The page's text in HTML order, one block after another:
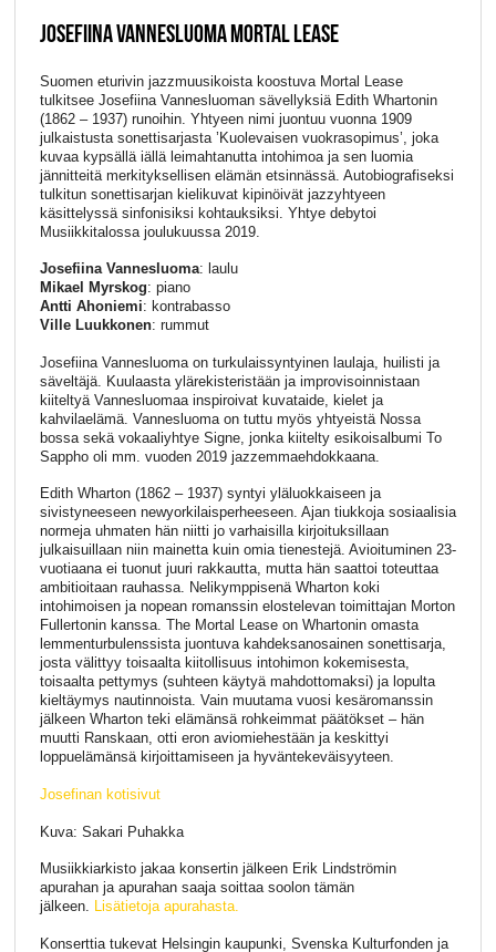
JOSEFIINA VANNESLUOMA MORTAL LEASE
Suomen eturivin jazzmuusikoista koostuva Mortal Lease
tulkitsee Josefiina Vannesluoman sävellyksiä Edith Whartonin
(1862 – 1937) runoihin. Yhtyeen nimi juontuu vuonna 1909
julkaistusta sonettisarjasta ’Kuolevaisen vuokrasopimus’, joka
kuvaa kypsällä iällä leimahtanutta intohimoa ja sen luomia
jännitteitä merkityksellisen elämän etsinnässä. Autobiografiseksi
tulkitun sonettisarjan kielikuvat kipinöivät jazzyhtyeen
käsittelyssä sinfonisiksi kohtauksiksi. Yhtye debytoi
Musiikkitalossa joulukuussa 2019.
Josefiina Vannesluoma: laulu
Mikael Myrskog: piano
Antti Ahoniemi: kontrabasso
Ville Luukkonen: rummut
Josefiina Vannesluoma on turkulaissyntyinen laulaja, huilisti ja
säveltäjä. Kuulaasta ylärekisteristään ja improvisoinnistaan
kiiteltyä Vannesluomaa inspiroivat kuvataide, kielet ja
kahvilaelämä. Vannesluoma on tuttu myös yhtyeistä Nossa
bossa sekä vokaaliyhtye Signe, jonka kiitelty esikoisalbumi To
Sappho oli mm. vuoden 2019 jazzemmaehdokkaana.
Edith Wharton (1862 – 1937) syntyi yläluokkaiseen ja
sivistyneeseen newyorkilaisperheeseen. Ajan tiukkoja sosiaalisia
normeja uhmaten hän niitti jo varhaisilla kirjoituksillaan
julkaisuillaan niin mainetta kuin omia tienestejä. Avioituminen 23-
vuotiaana ei tuonut juuri rakkautta, mutta hän saattoi toteuttaa
ambitioitaan rauhassa. Nelikymppisenä Wharton koki
intohimoisen ja nopean romanssin elostelevan toimittajan Morton
Fullertonin kanssa. The Mortal Lease on Whartonin omasta
lemmenturbulenssista juontuva kahdeksanosainen sonettisarja,
josta välittyy toisaalta kiitollisuus intohimon kokemisesta,
toisaalta pettymys (suhteen käytyä mahdottomaksi) ja lopulta
kieltäymys nautinnoista. Vain muutama vuosi kesäromanssin
jälkeen Wharton teki elämänsä rohkeimmat päätökset – hän
muutti Ranskaan, otti eron aviomiehestään ja keskittyi
loppuelämänsä kirjoittamiseen ja hyväntekeväisyyteen.
Josefinan kotisivut
Kuva: Sakari Puhakka
Musiikkiarkisto jakaa konsertin jälkeen Erik Lindströmin
apurahan ja apurahan saaja soittaa soolon tämän
jälkeen. Lisätietoja apurahasta.
Konserttia tukevat Helsingin kaupunki, Svenska Kulturfonden ja